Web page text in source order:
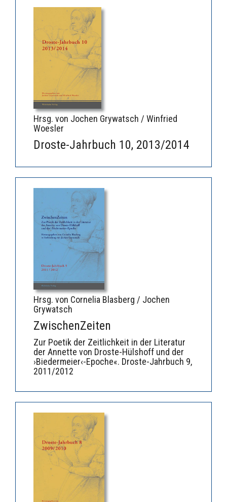
Hrsg. von Jochen Grywatsch / Winfried
Woesler
Droste-Jahrbuch 10, 2013/2014
Hrsg. von Cornelia Blasberg / Jochen
Grywatsch
ZwischenZeiten
Zur Poetik der Zeitlichkeit in der Literatur
der Annette von Droste-Hülshoff und der
›Biedermeier‹-Epoche«. Droste-Jahrbuch 9,
2011/2012